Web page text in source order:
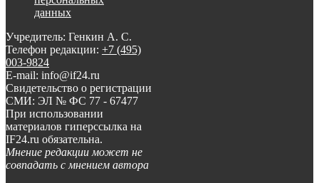
данных
Учредитель: Генкин А. С.
Телефон редакции: +7 (495)
003-9824
E-mail: info@if24.ru
Свидетельство о регистрации
СМИ: ЭЛ № ФС 77 - 67477
При использовании
материалов гиперссылка на
IF24.ru обязательна.
Мнение редакции может не
совпадать с мнением автора